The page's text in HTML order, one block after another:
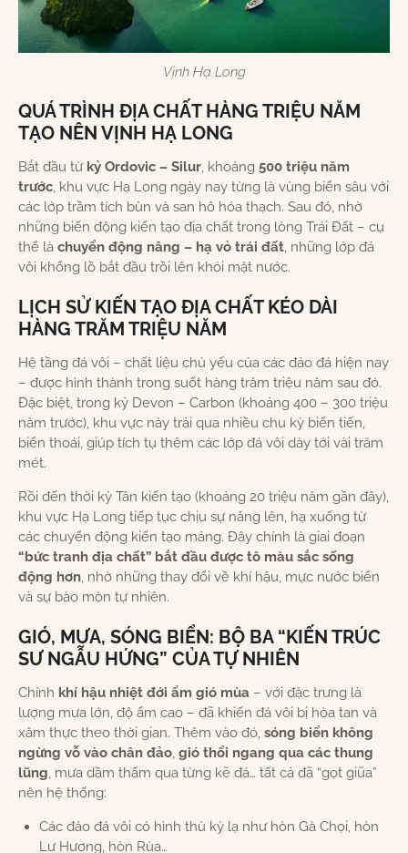
Vịnh Hạ Long
QUÁ TRÌNH ĐỊA CHẤT HÀNG TRIỆU NĂM
TẠO NÊN VỊNH HẠ LONG
Bắt đầu từ kỷ Ordovic – Silur, khoảng 500 triệu năm
trước, khu vực Hạ Long ngày nay từng là vùng biển sâu với
các lớp trầm tích bùn và san hô hóa thạch. Sau đó, nhờ
những biến động kiến tạo địa chất trong lòng Trái Đất – cụ
thể là chuyển động nâng – hạ vỏ trái đất, những lớp đá
vôi khổng lồ bắt đầu trồi lên khỏi mặt nước.
LỊCH SỬ KIẾN TẠO ĐỊA CHẤT KÉO DÀI
HÀNG TRĂM TRIỆU NĂM
Hệ tầng đá vôi – chất liệu chủ yếu của các đảo đá hiện nay
– được hình thành trong suốt hàng trăm triệu năm sau đó.
Đặc biệt, trong kỷ Devon – Carbon (khoảng 400 – 300 triệu
năm trước), khu vực này trải qua nhiều chu kỳ biển tiến,
biển thoái, giúp tích tụ thêm các lớp đá vôi dày tới vài trăm
mét.
Rồi đến thời kỳ Tân kiến tạo (khoảng 20 triệu năm gần đây),
khu vực Hạ Long tiếp tục chịu sự nâng lên, hạ xuống từ
các chuyển động kiến tạo mảng. Đây chính là giai đoạn
“bức tranh địa chất” bắt đầu được tô màu sắc sống
động hơn, nhờ những thay đổi về khí hậu, mực nước biển
và sự bào mòn tự nhiên.
GIÓ, MƯA, SÓNG BIỂN: BỘ BA “KIẾN TRÚC
SƯ NGẪU HỨNG” CỦA TỰ NHIÊN
Chính khí hậu nhiệt đới ẩm gió mùa – với đặc trưng là
lượng mưa lớn, độ ẩm cao – đã khiến đá vôi bị hòa tan và
xâm thực theo thời gian. Thêm vào đó, sóng biển không
ngừng vỗ vào chân đảo, gió thổi ngang qua các thung
lũng, mưa dầm thấm qua từng kẽ đá… tất cả đã “gọt giũa”
nên hệ thống:
Các đảo đá vôi có hình thù kỳ lạ như hòn Gà Chọi, hòn
Lư Hương, hòn Rùa…